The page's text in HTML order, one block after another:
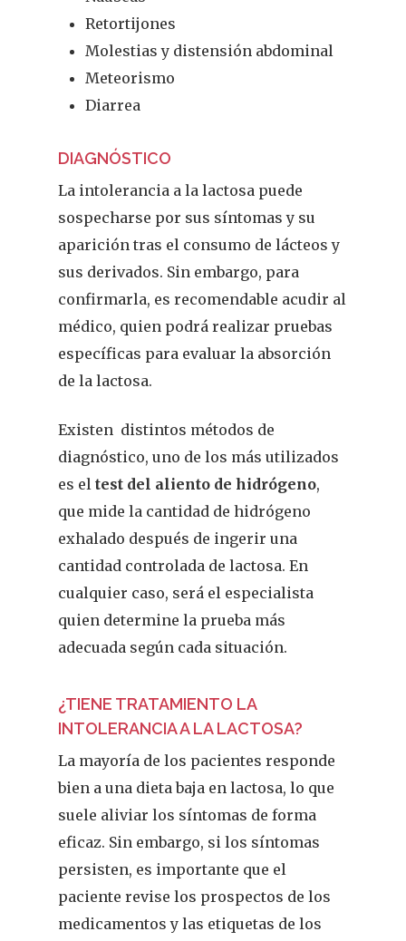
Retortijones
Molestias y distensión abdominal
Meteorismo
Diarrea
DIAGNÓSTICO
La intolerancia a la lactosa puede
sospecharse por sus síntomas y su
aparición tras el consumo de lácteos y
sus derivados. Sin embargo, para
confirmarla, es recomendable acudir al
médico, quien podrá realizar pruebas
específicas para evaluar la absorción
de la lactosa.
Existen distintos métodos de
diagnóstico, uno de los más utilizados
es eltest del aliento de hidrógeno,
que mide la cantidad de hidrógeno
exhalado después de ingerir una
cantidad controlada de lactosa. En
cualquier caso, será el especialista
quien determine la prueba más
adecuada según cada situación.
¿TIENE TRATAMIENTO LA
INTOLERANCIA A LA LACTOSA?
La mayoría de los pacientes responde
bien a una dieta baja en lactosa, lo que
suele aliviar los síntomas de forma
eficaz. Sin embargo, si los síntomas
persisten, es importante que el
paciente revise los prospectos de los
medicamentos y las etiquetas de los